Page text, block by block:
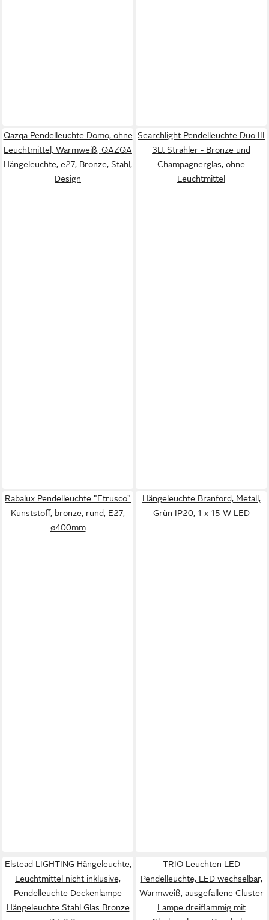
Qazqa Pendelleuchte Domo, ohne
Leuchtmittel, Warmweiß, QAZQA
Hängeleuchte, e27, Bronze, Stahl,
Design
Searchlight Pendelleuchte Duo III
3Lt Strahler - Bronze und
Champagnerglas, ohne
Leuchtmittel
Rabalux Pendelleuchte "Etrusco"
Kunststoff, bronze, rund, E27,
ø400mm
Hängeleuchte Branford, Metall,
Grün IP20, 1 x 15 W LED
Elstead LIGHTING Hängeleuchte,
Leuchtmittel nicht inklusive,
Pendelleuchte Deckenlampe
Hängeleuchte Stahl Glas Bronze
TRIO Leuchten LED
Pendelleuchte, LED wechselbar,
Warmweiß, ausgefallene Cluster
Lampe dreiflammig mit